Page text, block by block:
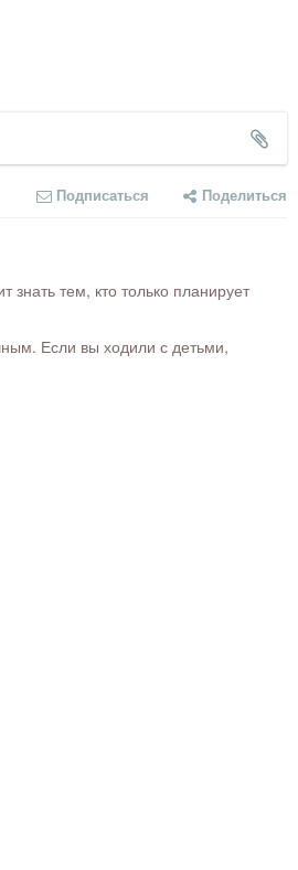
Подписаться Поделиться
тем, кто только планирует
Если вы ходили с детьми,